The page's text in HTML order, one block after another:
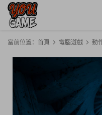
當前位置： 首頁 電腦遊戲 動